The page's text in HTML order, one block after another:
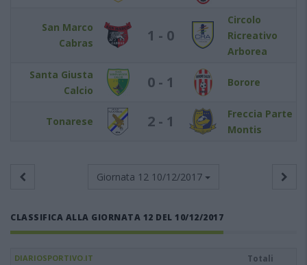
San Marco
Cabras
1 - 0
Circolo
Ricreativo
Arborea
Santa Giusta
Calcio
0 - 1 Borore
Tonarese 2 - 1
Freccia Parte
Montis
Giornata 12 10/12/2017
CLASSIFICA ALLA GIORNATA 12 DEL 10/12/2017
DIARIOSPORTIVO.IT
Totali